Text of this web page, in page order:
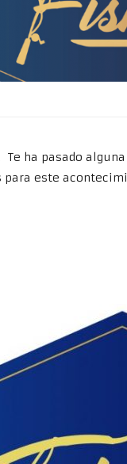
Te ha pasado
para este